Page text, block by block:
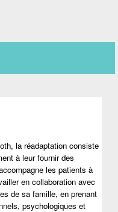
la réadaptation consiste
à leur fournir des
les patients à
en collaboration avec
de sa famille, en prenant
psychologiques et